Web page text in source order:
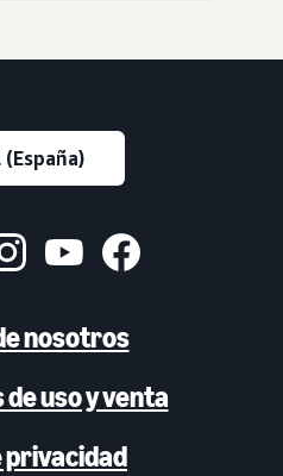
nosotros
uso y venta
privacidad